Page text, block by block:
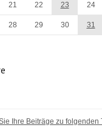
21 22 23 24
28 29 30 31
Ihre Beiträge zu folgenden